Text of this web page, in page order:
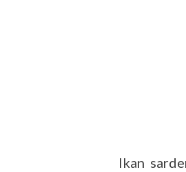
Ikan